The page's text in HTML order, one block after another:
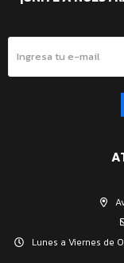
Lunes a Viernes de